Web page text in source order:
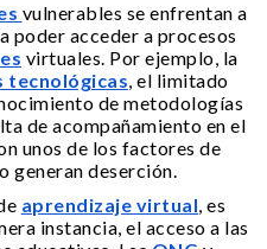
vulnerables se enfrentan a
poder acceder a procesos
virtuales. Por ejemplo, la
tecnológicas, el limitado
de metodologías
de acompañamiento en el
unos de los factores de
generan deserción.
aprendizaje virtual, es
instancia, el acceso a las